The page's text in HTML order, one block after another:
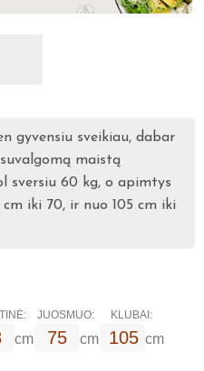
gyvensiu sveikiau, dabar
maistą
sversiu 60 kg, o apimtys
iki 70, ir nuo 105 cm iki
JUOSMUO: KLUBAI:
cm 75 cm 105 cm